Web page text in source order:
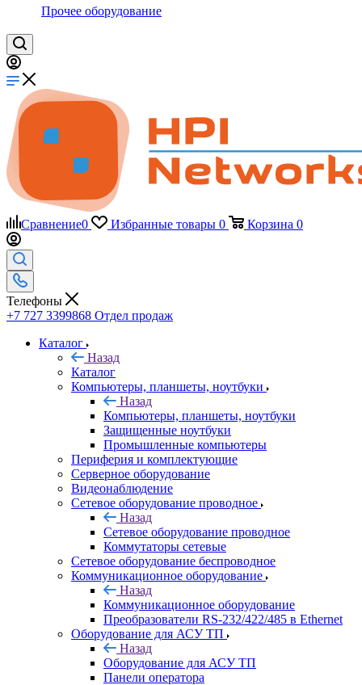
Прочее оборудование
Сравнение0 Избранные товары 0 Корзина 0
Телефоны
+7 727 3399868 Отдел продаж
Каталог
Назад
Каталог
Компьютеры, планшеты, ноутбуки
Назад
Компьютеры, планшеты, ноутбуки
Защищенные ноутбуки
Промышленные компьютеры
Периферия и комплектующие
Серверное оборудование
Видеонаблюдение
Сетевое оборудование проводное
Назад
Сетевое оборудование проводное
Коммутаторы сетевые
Сетевое оборудование беспроводное
Коммуникационное оборудование
Назад
Коммуникационное оборудование
Преобразователи RS-232/422/485 в Ethernet
Оборудование для АСУ ТП
Назад
Оборудование для АСУ ТП
Панели оператора